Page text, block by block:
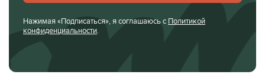
Нажимая «Подписаться», я соглашаюсь с Политикой
конфиденциальности.